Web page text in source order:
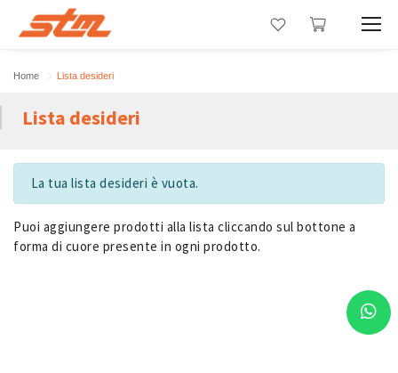
Home Lista desideri
Lista desideri
La tua lista desideri è vuota.
Puoi aggiungere prodotti alla lista cliccando sul bottone a
forma di cuore presente in ogni prodotto.